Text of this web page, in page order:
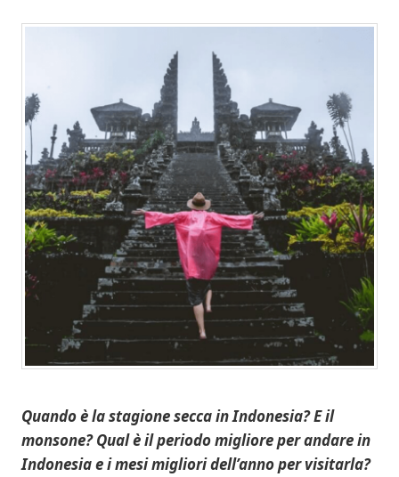
Quando è la stagione secca in Indonesia? E il
monsone? Qual è il periodo migliore per andare in
Indonesia e i mesi migliori dell’anno per visitarla?